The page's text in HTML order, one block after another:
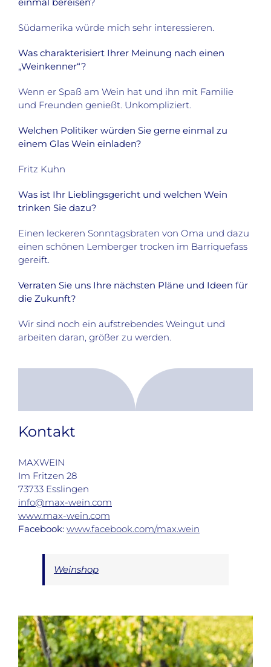
Südamerika würde mich sehr interessieren.
Was charakterisiert Ihrer Meinung nach einen
„Weinkenner“?
Wenn er Spaß am Wein hat und ihn mit Familie
und Freunden genießt. Unkompliziert.
Welchen Politiker würden Sie gerne einmal zu
einem Glas Wein einladen?
Fritz Kuhn
Was ist Ihr Lieblingsgericht und welchen Wein
trinken Sie dazu?
Einen leckeren Sonntagsbraten von Oma und dazu
einen schönen Lemberger trocken im Barriquefass
gereift.
Verraten Sie uns Ihre nächsten Pläne und Ideen für
die Zukunft?
Wir sind noch ein aufstrebendes Weingut und
arbeiten daran, größer zu werden.
Kontakt
MAXWEIN
Im Fritzen 28
73733 Esslingen
info@max-wein.com
www.max-wein.com
Facebook: www.facebook.com/max.wein
Weinshop